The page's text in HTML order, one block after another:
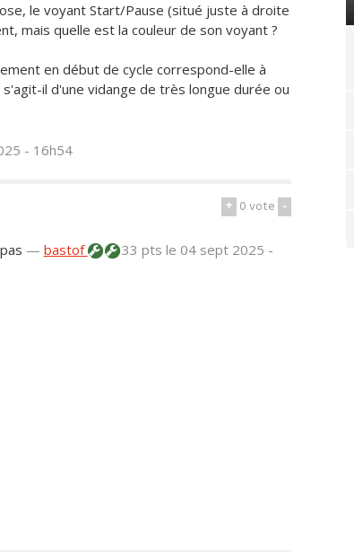
le voyant Start/Pause (situé juste à droite
mais quelle est la couleur de son voyant ?
en début de cycle correspond-elle à
il d'une vidange de très longue durée ou
- 16h54
+ 0vote -
— bastof 33 pts le 04 sept 2025 -